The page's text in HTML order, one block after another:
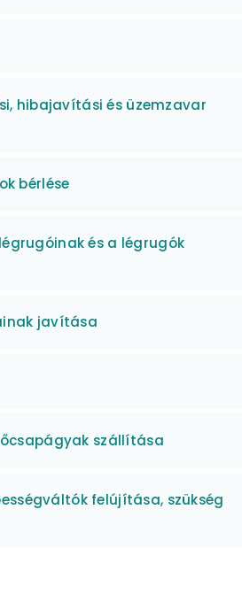
hibajavítási és üzemzavar
bérlése
és a légrugók
javítása
szállítása
felújítása, szükség